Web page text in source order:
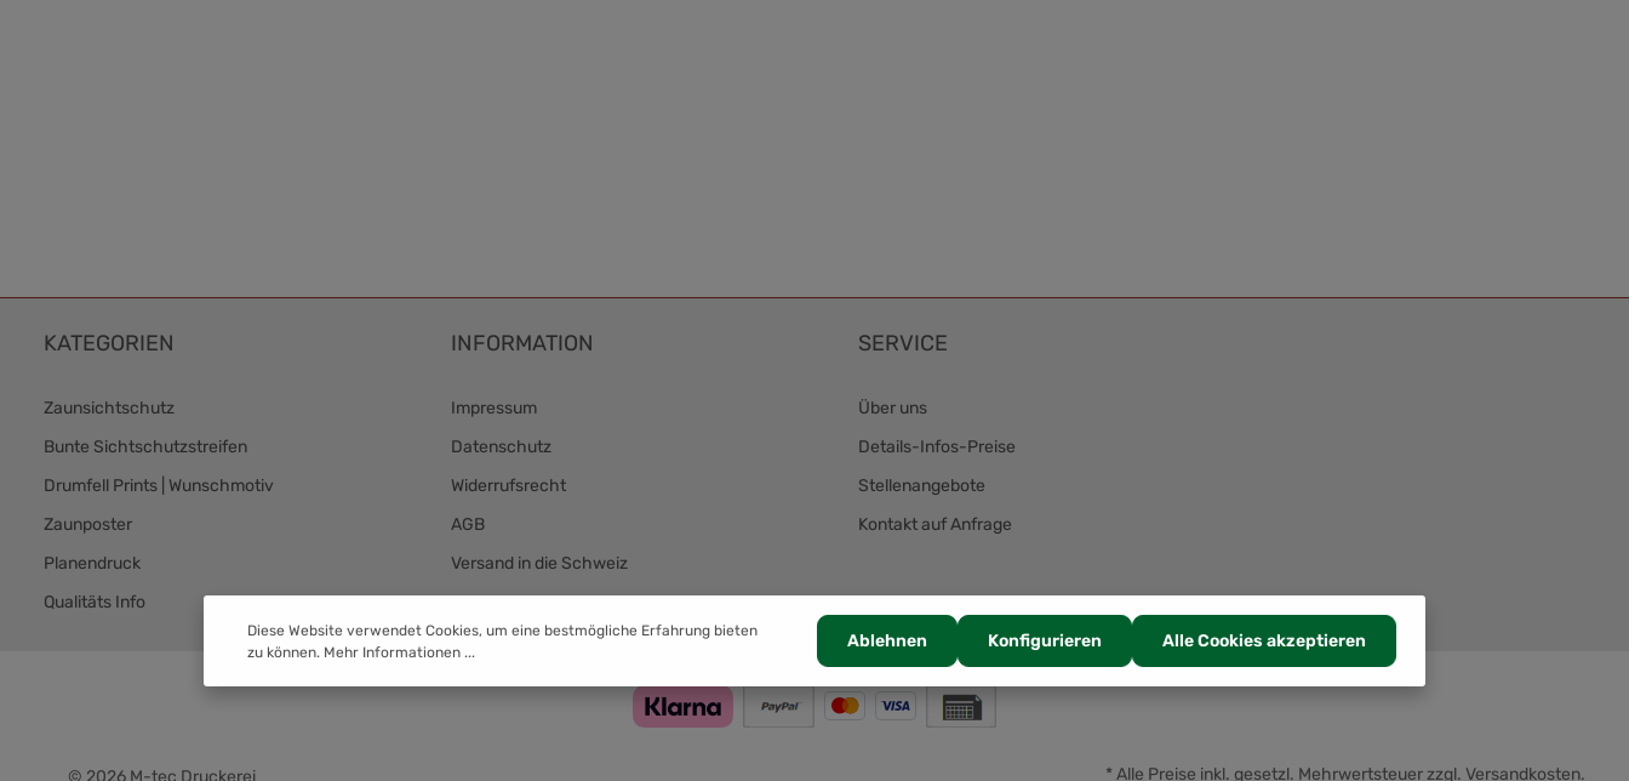
KATEGORIEN
Zaunsichtschutz
Bunte Sichtschutzstreifen
Drumfell Prints | Wunschmotiv
Zaunposter
Planendruck
Qualitäts Info
INFORMATION
Impressum
Datenschutz
Widerrufsrecht
AGB
Versand in die Schweiz
Versand & Zahlung
SERVICE
Über uns
Details-Infos-Preise
Stellenangebote
Kontakt auf Anfrage
© 2026 M-tec Druckerei * Alle Preise inkl. gesetzl. Mehrwertsteuer zzgl. Versandkosten.
Diese Website verwendet Cookies, um eine bestmögliche Erfahrung bieten
zu können. Mehr Informationen ...
Ablehnen Konfigurieren Alle Cookies akzeptieren